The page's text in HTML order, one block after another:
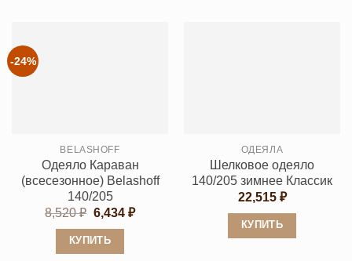
странице
товара.
на
странице
товара.
-24%
BELASHOFF
Одеяло Караван
(всесезонное) Belashoff
140/205
8,520₽ Первоначальная
составляла
8,520 ₽.
6,434 ₽Текущая
КУПИТЬ
ОДЕЯЛА
Шелковое одеяло
140/205 зимнее Классик
22,515 ₽
КУПИТЬ